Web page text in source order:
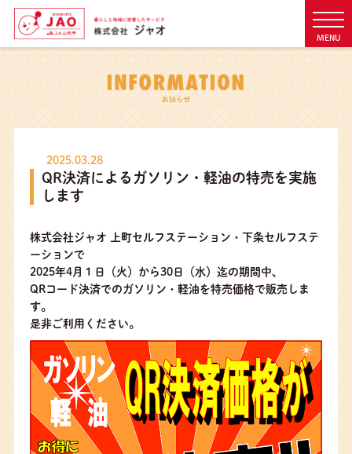
MENU
2025.03.28
QR決済によるガソリン・軽油の特売を実施
します
株式会社ジャオ 上町セルフステーション・下条セルフステ
ーションで
2025年4月１日（火）から30日（水）迄の期間中、
QRコード決済でのガソリン・軽油を特売価格で販売しま
す。
是非ご利用ください。